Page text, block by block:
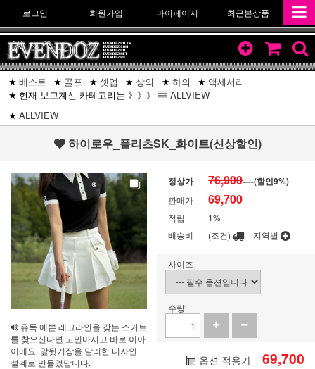
로그인 회원가입 마이페이지 최근본상품
베스트 골프 셋업 상의 하의
액세서리
현재 보고계신 카테고리는 》》》 ▤ ALLVIEW
ALLVIEW
하이로우_플리츠SK_화이트(신상할인)
유독 예쁜 레그라인을 갖는 스커트
를 찾으신다면 고민마시고 바로 이아
이에요..앞뒷기장을 달리한 디자인
설계로 만들었답니다.
정상가 76,900----(할인9%)
판매가 69,700
적립
1%
배송비
(조건) 지역별
사이즈
수량
옵션 적용가 69,700